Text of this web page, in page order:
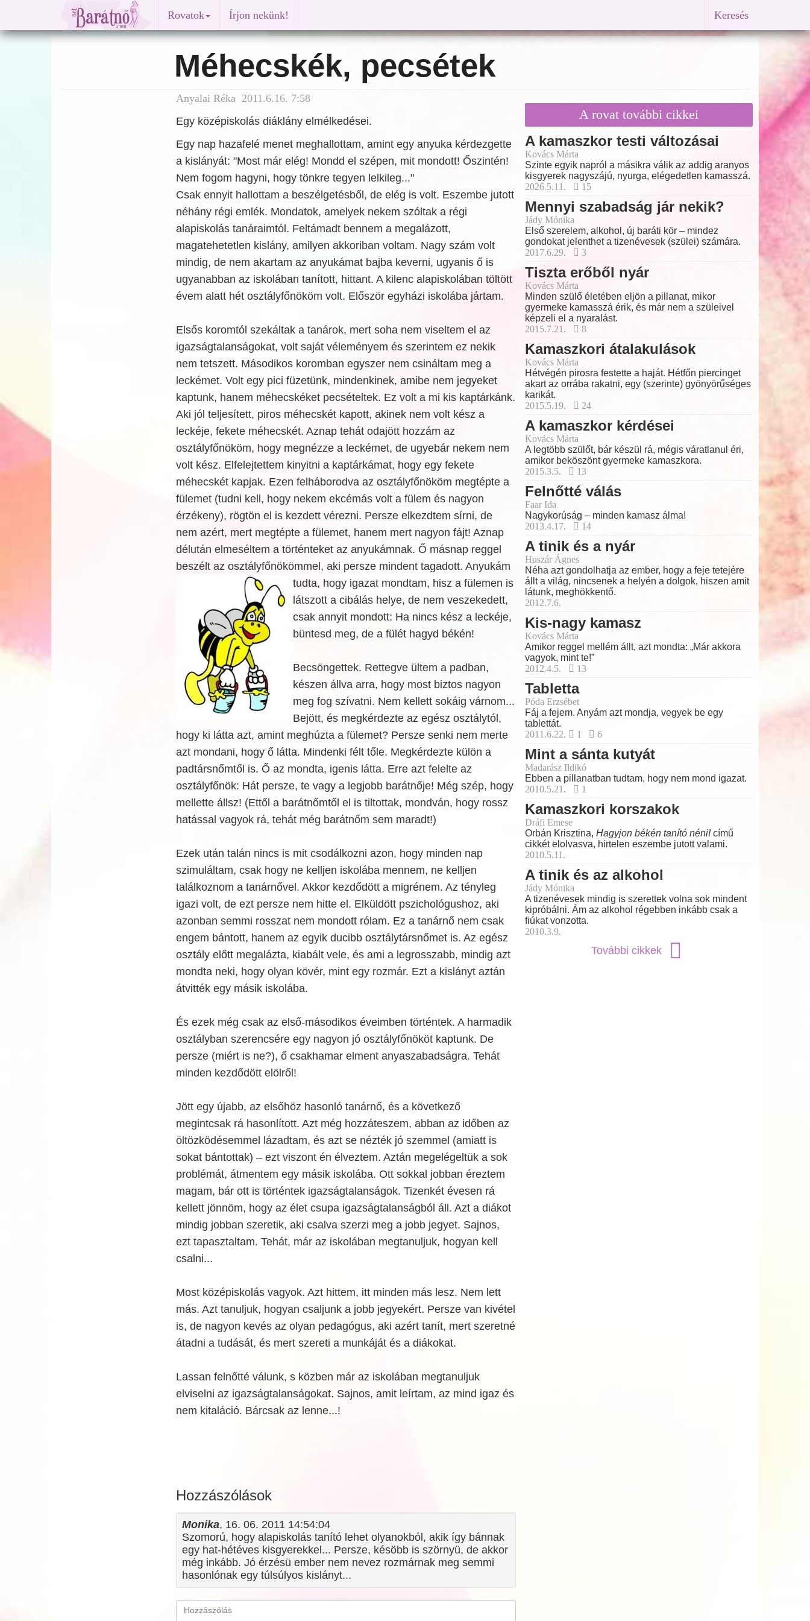
Rovatok Írjon nekünk! Keresés
Méhecskék, pecsétek
Anyalai Réka 2011.6.16. 7:58
Egy középiskolás diáklány elmélkedései.
Egy nap hazafelé menet meghallottam, amint egy anyuka kérdezgette
a kislányát: "Most már elég! Mondd el szépen, mit mondott! Őszintén!
Nem fogom hagyni, hogy tönkre tegyen lelkileg..."
Csak ennyit hallottam a beszélgetésből, de elég is volt. Eszembe jutott
néhány régi emlék. Mondatok, amelyek nekem szóltak a régi
alapiskolás tanáraimtól. Feltámadt bennem a megalázott,
magatehetetlen kislány, amilyen akkoriban voltam. Nagy szám volt
mindig, de nem akartam az anyukámat bajba keverni, ugyanis ő is
ugyanabban az iskolában tanított, hittant. A kilenc alapiskolában töltött
évem alatt hét osztályfőnököm volt. Először egyházi iskolába jártam.
Elsős koromtól szekáltak a tanárok, mert soha nem viseltem el az
igazságtalanságokat, volt saját véleményem és szerintem ez nekik
nem tetszett. Másodikos koromban egyszer nem csináltam meg a
leckémet. Volt egy pici füzetünk, mindenkinek, amibe nem jegyeket
kaptunk, hanem méhecskéket pecsételtek. Ez volt a mi kis kaptárkánk.
Aki jól teljesített, piros méhecskét kapott, akinek nem volt kész a
leckéje, fekete méhecskét. Aznap tehát odajött hozzám az
osztályfőnököm, hogy megnézze a leckémet, de ugyebár nekem nem
volt kész. Elfelejtettem kinyitni a kaptárkámat, hogy egy fekete
méhecskét kapjak. Ezen felháborodva az osztályfőnököm megtépte a
fülemet (tudni kell, hogy nekem ekcémás volt a fülem és nagyon
érzékeny), rögtön el is kezdett vérezni. Persze elkezdtem sírni, de
nem azért, mert megtépte a fülemet, hanem mert nagyon fájt! Aznap
délután elmeséltem a történteket az anyukámnak. Ő másnap reggel
beszélt az osztályfőnökömmel, aki persze mindent tagadott. Anyukám
tudta, hogy igazat mondtam, hisz a fülemen is
látszott a cibálás helye, de nem veszekedett,
csak annyit mondott: Ha nincs kész a leckéje,
büntesd meg, de a fülét hagyd békén!
Becsöngettek. Rettegve ültem a padban,
készen állva arra, hogy most biztos nagyon
meg fog szívatni. Nem kellett sokáig várnom...
Bejött, és megkérdezte az egész osztálytól,
hogy ki látta azt, amint meghúzta a fülemet? Persze senki nem merte
azt mondani, hogy ő látta. Mindenki félt tőle. Megkérdezte külön a
padtársnőmtől is. Ő az mondta, igenis látta. Erre azt felelte az
osztályfőnök: Hát persze, te vagy a legjobb barátnője! Még szép, hogy
mellette állsz! (Ettől a barátnőmtől el is tiltottak, mondván, hogy rossz
hatással vagyok rá, tehát még barátnőm sem maradt!)
Ezek után talán nincs is mit csodálkozni azon, hogy minden nap
szimuláltam, csak hogy ne kelljen iskolába mennem, ne kelljen
találkoznom a tanárnővel. Akkor kezdődött a migrénem. Az tényleg
igazi volt, de ezt persze nem hitte el. Elküldött pszichológushoz, aki
azonban semmi rosszat nem mondott rólam. Ez a tanárnő nem csak
engem bántott, hanem az egyik ducibb osztálytársnőmet is. Az egész
osztály előtt megalázta, kiabált vele, és ami a legrosszabb, mindig azt
mondta neki, hogy olyan kövér, mint egy rozmár. Ezt a kislányt aztán
átvitték egy másik iskolába.
És ezek még csak az első-másodikos éveimben történtek. A harmadik
osztályban szerencsére egy nagyon jó osztályfőnököt kaptunk. De
persze (miért is ne?), ő csakhamar elment anyaszabadságra. Tehát
minden kezdődött elölről!
Jött egy újabb, az elsőhöz hasonló tanárnő, és a következő
megintcsak rá hasonlított. Azt még hozzáteszem, abban az időben az
öltözködésemmel lázadtam, és azt se nézték jó szemmel (amiatt is
sokat bántottak) – ezt viszont én élveztem. Aztán megelégeltük a sok
problémát, átmentem egy másik iskolába. Ott sokkal jobban éreztem
magam, bár ott is történtek igazságtalanságok. Tizenkét évesen rá
kellett jönnöm, hogy az élet csupa igazságtalanságból áll. Azt a diákot
mindig jobban szeretik, aki csalva szerzi meg a jobb jegyet. Sajnos,
ezt tapasztaltam. Tehát, már az iskolában megtanuljuk, hogyan kell
csalni...
Most középiskolás vagyok. Azt hittem, itt minden más lesz. Nem lett
más. Azt tanuljuk, hogyan csaljunk a jobb jegyekért. Persze van kivétel
is, de nagyon kevés az olyan pedagógus, aki azért tanít, mert szeretné
átadni a tudását, és mert szereti a munkáját és a diákokat.
Lassan felnőtté válunk, s közben már az iskolában megtanuljuk
elviselni az igazságtalanságokat. Sajnos, amit leírtam, az mind igaz és
nem kitaláció. Bárcsak az lenne...!
Hozzászólások
Monika, 16. 06. 2011 14:54:04
Szomorú, hogy alapiskolás tanító lehet olyanokból, akik így bánnak
egy hat-hétéves kisgyerekkel... Persze, késöbb is szörnyü, de akkor
még inkább. Jó érzésü ember nem nevez rozmárnak meg semmi
hasonlónak egy túlsúlyos kislányt...
A rovat további cikkei
A kamaszkor testi változásai
Kovács Márta
Szinte egyik napról a másikra válik az addig aranyos
kisgyerek nagyszájú, nyurga, elégedetlen kamasszá.
2026.5.11.
15
Mennyi szabadság jár nekik?
Jády Mónika
Első szerelem, alkohol, új baráti kör – mindez
gondokat jelenthet a tizenévesek (szülei) számára.
2017.6.29.
3
Tiszta erőből nyár
Kovács Márta
Minden szülő életében eljön a pillanat, mikor
gyermeke kamasszá érik, és már nem a szüleivel
képzeli el a nyaralást.
2015.7.21.
8
Kamaszkori átalakulások
Kovács Márta
Hétvégén pirosra festette a haját. Hétfőn piercinget
akart az orrába rakatni, egy (szerinte) gyönyörűséges
karikát.
2015.5.19.
24
A kamaszkor kérdései
Kovács Márta
A legtöbb szülőt, bár készül rá, mégis váratlanul éri,
amikor beköszönt gyermeke kamaszkora.
2015.3.5.
13
Felnőtté válás
Faar Ida
Nagykorúság – minden kamasz álma!
2013.4.17.
14
A tinik és a nyár
Huszár Ágnes
Néha azt gondolhatja az ember, hogy a feje tetejére
állt a világ, nincsenek a helyén a dolgok, hiszen amit
látunk, meghökkentő.
2012.7.6.
Kis-nagy kamasz
Kovács Márta
Amikor reggel mellém állt, azt mondta: „Már akkora
vagyok, mint te!”
2012.4.5.
13
Tabletta
Póda Erzsébet
Fáj a fejem. Anyám azt mondja, vegyek be egy
tablettát.
2011.6.22.
1 6
Mint a sánta kutyát
Madarász Ildikó
Ebben a pillanatban tudtam, hogy nem mond igazat.
2010.5.21.
1
Kamaszkori korszakok
Dráfi Emese
Orbán Krisztina, Hagyjon békén tanító néni!című
cikkét elolvasva, hirtelen eszembe jutott valami.
2010.5.11.
A tinik és az alkohol
Jády Mónika
A tizenévesek mindig is szerettek volna sok mindent
kipróbálni. Ám az alkohol régebben inkább csak a
fiúkat vonzotta.
2010.3.9.
További cikkek